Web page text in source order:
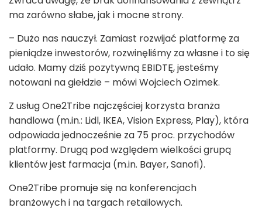
ma zarówno słabe, jak i mocne strony.
– Dużo nas nauczył. Zamiast rozwijać platformę za
pieniądze inwestorów, rozwinęliśmy za własne i to się
udało. Mamy dziś pozytywną EBIDTĘ, jesteśmy
notowani na giełdzie – mówi Wojciech Ozimek.
Z usług One2Tribe najczęściej korzysta branża
handlowa (m.in.: Lidl, IKEA, Vision Express, Play), która
odpowiada jednocześnie za 75 proc. przychodów
platformy. Drugą pod względem wielkości grupą
klientów jest farmacja (m.in. Bayer, Sanofi).
One2Tribe promuje się na konferencjach
branżowych i na targach retailowych.